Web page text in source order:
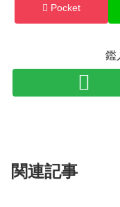
Pocket
鑑
関連記事